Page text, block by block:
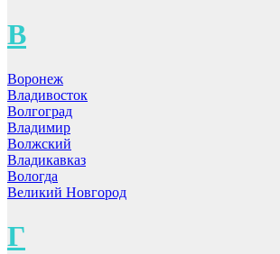
В
Воронеж
Владивосток
Волгоград
Владимир
Волжский
Владикавказ
Вологда
Великий Новгород
Г